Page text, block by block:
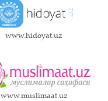
www.hidoyat.uz
www.muslimaat.uz